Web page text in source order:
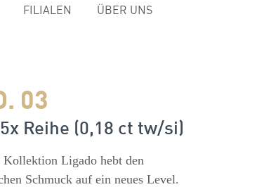
FILIALEN ÜBER UNS
03
Reihe (0,18 ct tw/si)
Kollektion Ligado hebt den
Schmuck auf ein neues Level.